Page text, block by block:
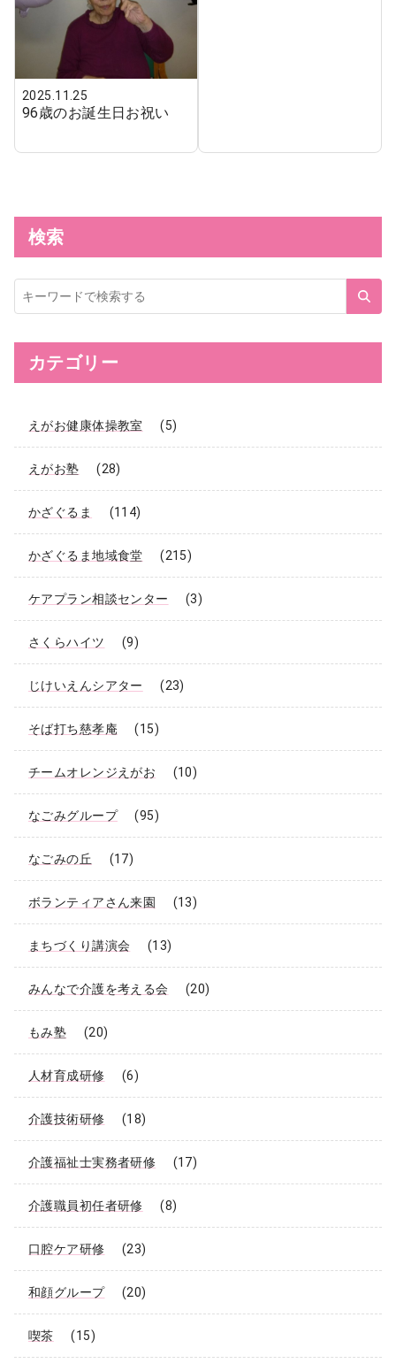
2025.11.25
96歳のお誕生日お祝い
検索
サ
イ
ト
検
カテゴリー
えがお健康体操教室 (5)
えがお塾 (28)
かざぐるま (114)
かざぐるま地域食堂 (215)
ケアプラン相談センター (3)
さくらハイツ (9)
じけいえんシアター (23)
そば打ち慈孝庵 (15)
チームオレンジえがお (10)
なごみグループ (95)
なごみの丘 (17)
ボランティアさん来園 (13)
まちづくり講演会 (13)
みんなで介護を考える会 (20)
もみ塾 (20)
人材育成研修 (6)
介護技術研修 (18)
介護福祉士実務者研修 (17)
介護職員初任者研修 (8)
口腔ケア研修 (23)
和顔グループ (20)
喫茶 (15)